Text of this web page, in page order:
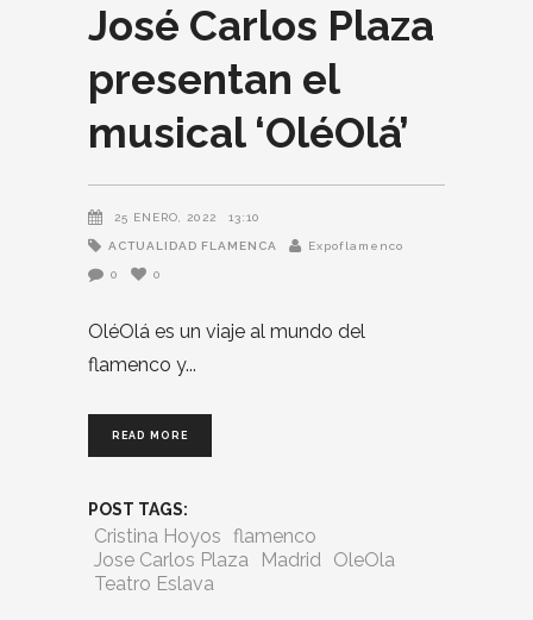
José Carlos Plaza
presentan el
musical ‘OléOlá’
25 ENERO, 2022 13:10
ACTUALIDAD FLAMENCA Expoflamenco
0 0
OléOlá es un viaje al mundo del
flamenco y
READ MORE
POST TAGS:
Cristina Hoyos flamenco
Jose Carlos Plaza
Madrid OleOla
Teatro Eslava